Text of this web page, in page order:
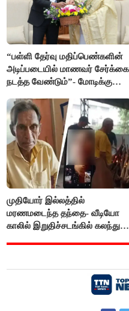
“பள்ளி தேர்வு மதிப்பெண்களின்
அடிப்படையில் மாணவர் சேர்க்கை
நடத்த வேண்டும்”- மோடிக்கு
முதியோர் இல்லத்தில்
மரணமடைந்த தந்தை- வீடியோ
காலில் இறுதிச்சடங்கில் கலந்து